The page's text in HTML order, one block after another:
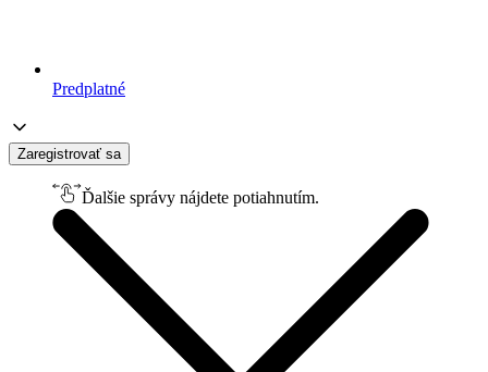
Predplatné
Zaregistrovať sa
Ďalšie správy nájdete potiahnutím.